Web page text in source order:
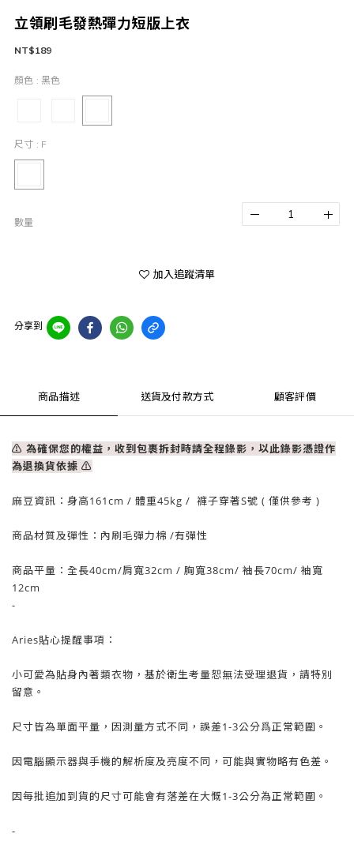
立領刷毛發熱彈力短版上衣
NT$189
顏色 : 黑色
尺寸 : F
數量
加入追蹤清單
分享到
商品描述 送貨及付款方式 顧客評價
⚠ 為確保您的權益，收到包裹拆封時請全程錄影，以此錄影憑證作
為退換貨依據 ⚠
麻豆資訊： 身高161cm / 體重45kg / 褲子穿著S號 ( 僅供參考 )
商品材質及彈性：內刷毛彈力棉 /有彈性
商品平量：全長40cm/肩寬32cm / 胸寬38cm/ 袖長70cm/ 袖寬
12cm
-
Aries貼心提醒事項：
小可愛為貼身內著類衣物，基於衛生考量恕無法受理退貨，請特別
留意。
尺寸皆為單面平量，因測量方式不同，誤差1-3公分爲正常範圍。
因電腦顯示器與手機的解析度及亮度不同，可能與實物略有色差。
因每批追加到貨的尺寸可能會有落差在大慨1-3公分為正常範圍。
-